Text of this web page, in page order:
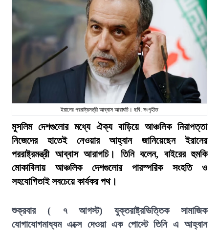
ইরানের পররাষ্ট্রমন্ত্রী আব্বাস আরাঘচি। ছবি: সংগৃহীত
মুসলিম দেশগুলোর মধ্যে ঐক্য বাড়িয়ে আঞ্চলিক নিরাপত্তা
নিজেদের হাতেই নেওয়ার আহ্বান জানিয়েছেন ইরানের
পররাষ্ট্রমন্ত্রী আব্বাস আরাগচি। তিনি বলেন, বাইরের হুমকি
মোকাবিলায় আঞ্চলিক দেশগুলোর পারস্পরিক সংহতি ও
সহযোগিতাই সবচেয়ে কার্যকর পথ।
শুক্রবার ( ৭ আগস্ট) যুক্তরাষ্ট্রভিত্তিক সামাজিক
যোগাযোগমাধ্যম এক্সে দেওয়া এক পোস্টে তিনি এ আহ্বান